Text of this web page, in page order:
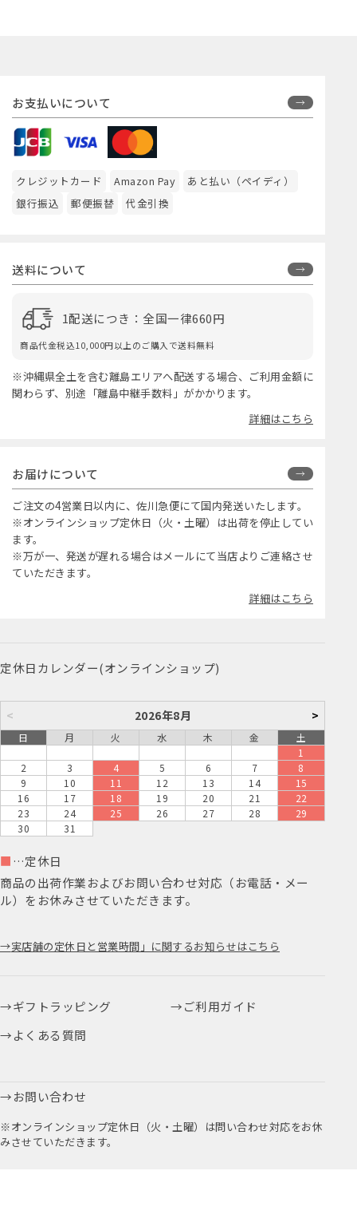
お支払いについて
クレジットカード Amazon Pay
あと払い（ペイディ）
銀行振込
郵便振替 代金引換
送料について
1配送につき：全国一律660円
商品代金税込10,000円以上のご購入で送料無料
※沖縄県全土を含む離島エリアへ配送する場合、ご利用金額に
関わらず、別途「離島中継手数料」がかかります。
詳細はこちら
お届けについて
ご注文の4営業日以内に、佐川急便にて国内発送いたします。
※オンラインショップ定休日（火・土曜）は出荷を停止してい
ます。
※万が一、発送が遅れる場合はメールにて当店よりご連絡させ
ていただきます。
詳細はこちら
定休日カレンダー(オンラインショップ)
< 2026年8月 >
日 月 火 水 木 金
土
1
2
3 4 5 6 7
8
9
10 11 12 13 14
15
16
17 18 19 20 21
22
23
24 25 26 27 28
29
30
31
■ …定休日
商品の出荷作業およびお問い合わせ対応（お電話・メー
ル）をお休みさせていただきます。
実店舗の定休日と営業時間」に関するお知らせはこちら
ギフトラッピング
ご利用ガイド
よくある質問
お問い合わせ
※オンラインショップ定休日（火・土曜）は問い合わせ対応をお休
みさせていただきます。